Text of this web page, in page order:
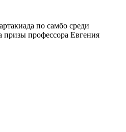
по самбо среди
призы профессора Евгения